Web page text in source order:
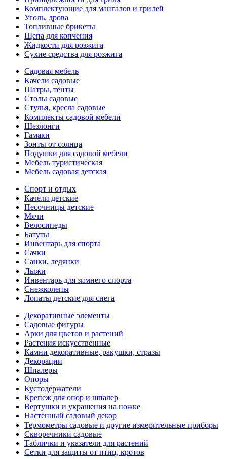
Комплектующие для мангалов и грилей
Уголь, дрова
Топливные брикеты
Щепа для копчения
Жидкости для розжига
Сухие средства для розжига
Садовая мебель
Качели садовые
Шатры, тенты
Столы садовые
Стулья, кресла садовые
Комплекты садовой мебели
Шезлонги
Гамаки
Зонты от солнца
Подушки для садовой мебели
Мебель туристическая
Мебель садовая детская
Спорт и отдых
Качели детские
Песочницы детские
Мячи
Велосипеды
Батуты
Инвентарь для спорта
Сачки
Санки, ледянки
Лыжи
Инвентарь для зимнего спорта
Снежколепы
Лопаты детские для снега
Декоративные элементы
Садовые фигуры
Арки для цветов и растений
Растения искусственные
Камни декоративные, ракушки, стразы
Декорации
Шпалеры
Опоры
Кустодержатели
Крепеж для опор и шпалер
Вертушки и украшения на ножке
Настенный садовый декор
Термометры садовые и другие измерительные приборы
Скворечники садовые
Таблички и указатели для растений
Сетки для защиты от птиц, кротов